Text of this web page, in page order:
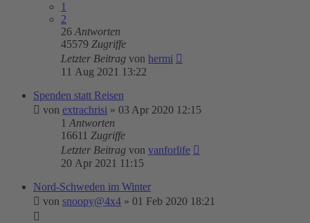
1
2
26 Antworten
45579 Zugriffe
Letzter Beitrag von hermi
11 Aug 2021 13:22
Spenden statt Reisen
von extrachrisi » 03 Apr 2020 12:15
1 Antworten
16611 Zugriffe
Letzter Beitrag von vanforlife
20 Apr 2021 11:15
Nord-Schweden im Winter
von snoopy@4x4 » 01 Feb 2020 18:21